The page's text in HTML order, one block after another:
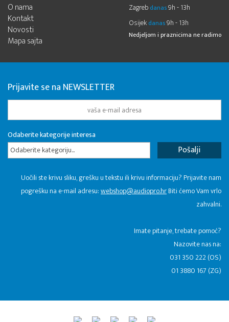
O nama
Kontakt
Novosti
Mapa sajta
Zagreb danas9h - 13h
Osijek danas9h - 13h
Nedjeljom i praznicima ne radimo
Prijavite se na NEWSLETTER
Odaberite kategorije interesa
Odaberite kategoriju...
Uočili ste krivu sliku, grešku u tekstu ili krivu informaciju? Prijavite nam
pogrešku na e-mail adresu:webshop@audiopro.hrBiti ćemo Vam vrlo
zahvalni.
​Imate pitanje, trebate pomoć?
Nazovite nas na:
031 350 222 (OS)
01 3880 167 (ZG)